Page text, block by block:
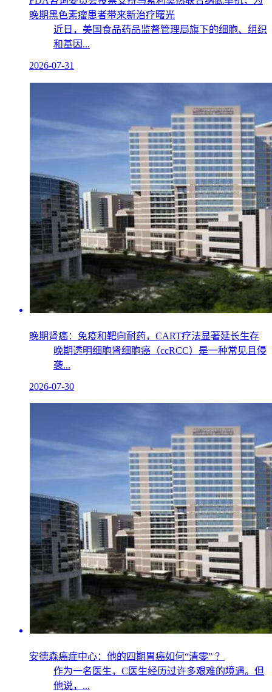
晚期黑色素瘤患者带来新治疗曙光
近日，美国食品药品监督管理局旗下的细胞、组织
和基因...
2026-07-31
晚期肾癌：免疫和靶向耐药，CART疗法显著延长生存
晚期透明细胞肾细胞癌（ccRCC）是一种常见且侵
袭...
2026-07-30
安德森癌症中心：他的四期胃癌如何“清零” ？
作为一名医生，C医生经历过许多艰难的境遇。但
他说，...